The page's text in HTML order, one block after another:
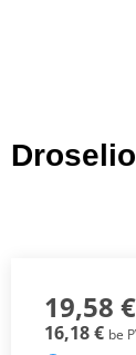
19,58 €
16,18 € be